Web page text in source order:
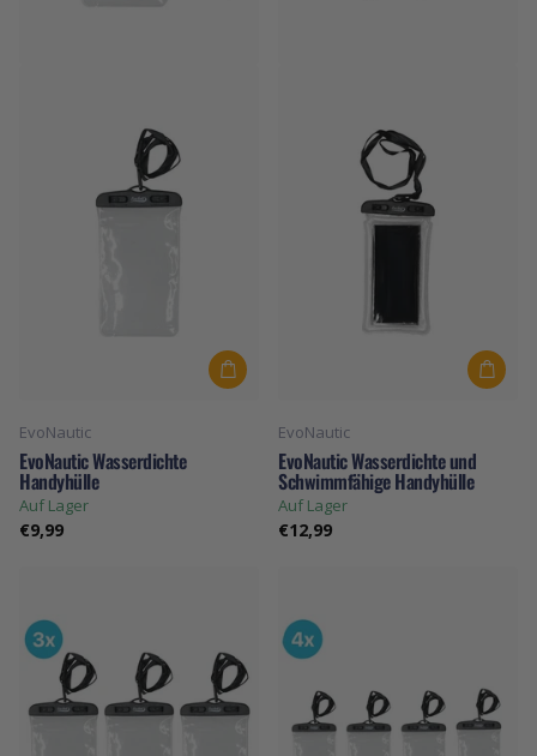
EvoNautic
EvoNautic Wasserdichte
Handyhülle
Auf Lager
€9,99
EvoNautic
EvoNautic Wasserdichte und
Schwimmfähige Handyhülle
Auf Lager
€12,99